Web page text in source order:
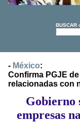
BUSCAR
- México:
Confirma PGJE
relacionadas con
Gobierno
empresas